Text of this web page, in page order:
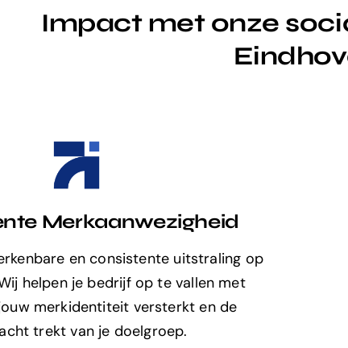
Impact met onze
Merkaanwezigheid
en consistente uitstraling op
helpen je bedrijf op te vallen met
merkidentiteit versterkt en de
trekt van je doelgroep.